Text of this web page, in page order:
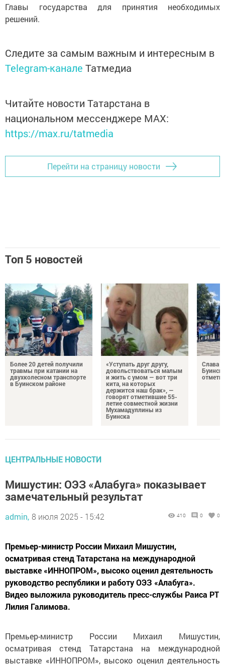
Главы государства для принятия необходимых
решений.
Следите за самым важным и интересным в
Telegram-канале Татмедиа
Читайте новости Татарстана в
национальном мессенджере MАХ:
https://max.ru/tatmedia
Перейти на страницу новости
Топ 5 новостей
Более 20 детей получили
травмы при катании на
двухколесном транспорте
в Буинском районе
«Уступать друг другу,
довольствоваться малым
и жить с умом — вот три
кита, на которых
держится наш брак», —
говорят отметившие 55-
летие совместной жизни
Мухамадуллины из
Буинска
Слава
Буинск
ЦЕНТРАЛЬНЫЕ НОВОСТИ
Мишустин: ОЭЗ «Алабуга» показывает
замечательный результат
admin, 8 июля 2025 - 15:42 410 0 0
Премьер-министр России Михаил Мишустин,
осматривая стенд Татарстана на международной
выставке «ИННОПРОМ», высоко оценил деятельность
руководство республики и работу ОЭЗ «Алабуга».
Видео выложила руководитель пресс-службы Раиса РТ
Лилия Галимова.
Премьер-министр России Михаил Мишустин,
осматривая стенд Татарстана на международной
выставке «ИННОПРОМ», высоко оценил деятельность